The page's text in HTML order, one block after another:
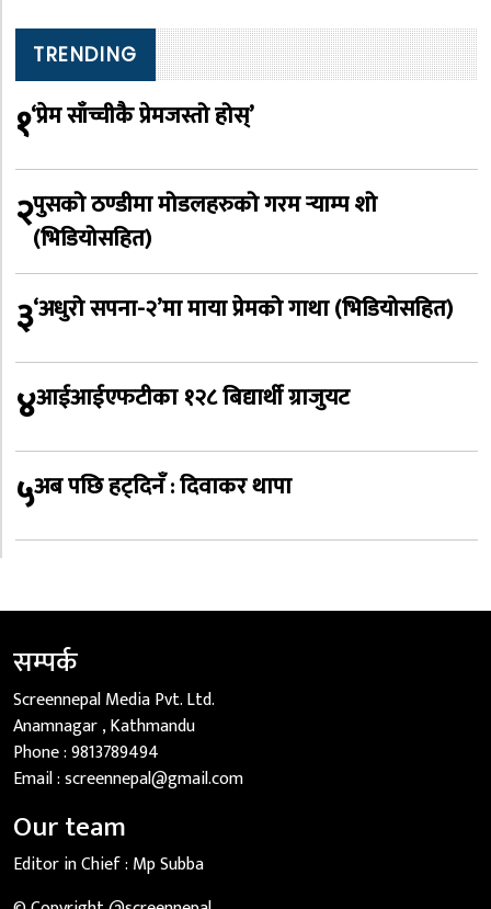
TRENDING
१‘प्रेम साँच्चीकै प्रेमजस्तो होस्’
२पुसको ठण्डीमा मोडलहरुको गरम र्‍याम्प शो
(भिडियोसहित)
३‘अधुरो सपना-२’मा माया प्रेमको गाथा (भिडियोसहित)
४आईआईएफटीका १२८ बिद्यार्थी ग्राजुयट
५अब पछि हट्दिनँ : दिवाकर थापा
सम्पर्क
Screennepal Media Pvt. Ltd.
Anamnagar , Kathmandu
Phone :9813789494
Email :screennepal@gmail.com
Our team
Editor in Chief : Mp Subba